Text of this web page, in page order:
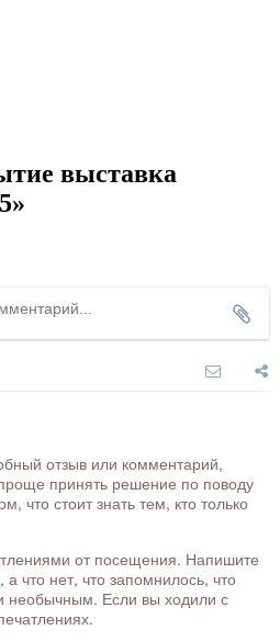
выставка
отзыв или комментарий,
принять решение по поводу
что стоит знать тем, кто только
от посещения. Напишите
что нет, что запомнилось, что
необычным. Если вы ходили с